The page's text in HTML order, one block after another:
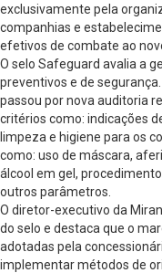
exclusivamente pela
companhias e
efetivos de combate ao
O selo Safeguard avalia a
preventivos e de
passou por nova auditoria
critérios como: indicações
limpeza e higiene para os
como: uso de máscara,
álcool em gel,
outros parâmetros.
O diretor-executivo da
do selo e destaca que o
adotadas pela
implementar métodos de